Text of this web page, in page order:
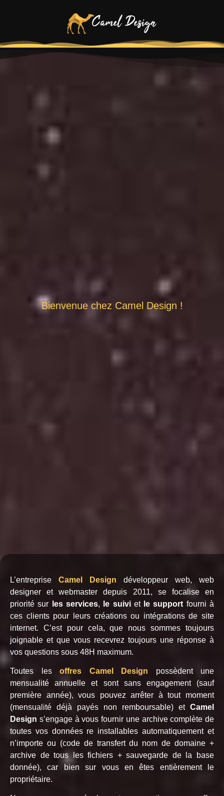
Bienvenue chez Camel Design !
L’entreprise Camel Design développeur web, web
designer et webmaster depuis 2011, se focalise en
priorité sur
les services, le suiviet le support fourni à
ces clients pour leurs créations ou intégrations de site
internet. C’est pour cela, que nous sommes toujours
joignable et que vous recevrez toujours une réponse à
vos questions sous 48H maximum.
Toutes les offres Camel Design possèdent une
mensualité annuelle et sont sans engagement (sauf
première année), vous pouvez arrêter à tout moment
(mensualité déjà payés non remboursable) et Camel
Design s’engage à vous fournir une archive complète de
toutes vos données re installables automatiquement et
n’importe ou (code de transfert du nom de domaine +
archive de tous les fichiers + sauvegarde de la base
donnée), car bien sur vous en êtes entièrement le
propriétaire.